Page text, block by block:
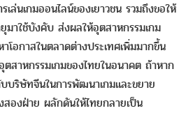
เล่นเกมออนไลน์ของเยาวชน รวมถึงขอให้
มาใช้บังคับ ส่งผลให้อุตสาหกรรมเกม
โอกาสในตลาดต่างประเทศเพิ่มมากขึ้น
สาหกรรมเกมของไทยในอนาคต ถ้าหาก
บริษัทจีนในการพัฒนาเกมและขยาย
องฝ่าย ผลักดันให้ไทยกลายเป็น